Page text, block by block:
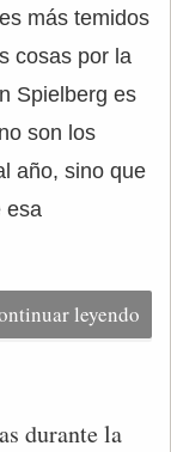
más temidos
cosas por la
Spielberg es
son los
año, sino que
esa
leyendo
durante la